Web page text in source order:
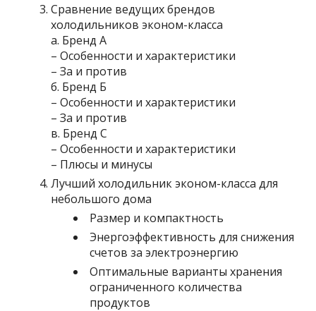
Сравнение ведущих брендов
холодильников эконом-класса
а. Бренд А
– Особенности и характеристики
– За и против
б. Бренд Б
– Особенности и характеристики
– За и против
в. Бренд С
– Особенности и характеристики
– Плюсы и минусы
Лучший холодильник эконом-класса для
небольшого дома
Размер и компактность
Энергоэффективность для снижения
счетов за электроэнергию
Оптимальные варианты хранения
ограниченного количества
продуктов